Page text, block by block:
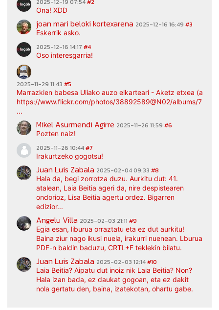
2025-12-19 07:54#2
Ona! XDD
joan mari beloki kortexarena 2025-12-16 16:49 #3
Eskerrik asko.
2025-12-16 14:17 #4
Oso interesgarria!
2025-11-29 11:43 #5
Marrazkien babesa Uliako auzo elkarteari - Aketz etxea
https://www.flickr.com/photos/38892589@N02/albums/
...
Mikel Asurmendi Agirre 2025-11-26 11:59 #6
Pozten naiz!
2025-11-26 10:44#7
Irakurtzeko gogotsu!
Juan Luis Zabala 2025-02-04 09:33 #8
Hala da, begi zorrotza duzu. Aurkitu dut: 41.
atalean, Laia Beitia ageri da, nire despistearen
ondorioz, Lisa Beitia agertu ordez. Bigarren
edizior...
Angelu Villa 2025-02-03 21:11 #9
Egia esan, liburua orraztatu eta ez dut aurkitu!
Baina ziur nago ikusi nuela, irakurri nuenean. Lburua
PDF-n baldin baduzu, CRTL+F teklekin bilatu.
Juan Luis Zabala 2025-02-03 12:14#10
Laia Beitia? Aipatu dut inoiz nik Laia Beitia? Non?
Hala izan bada, ez daukat gogoan, eta ez dakit
nola gertatu den, baina, izatekotan, ohartu gabe.